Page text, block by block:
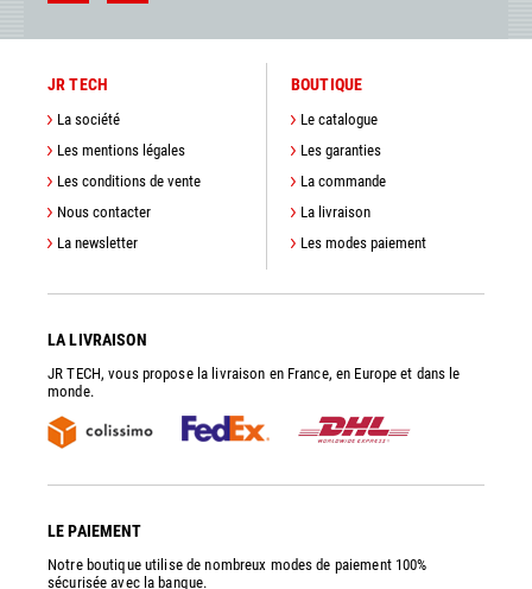
JR TECH
La société
Les mentions légales
Les conditions de vente
Nous contacter
La newsletter
BOUTIQUE
Le catalogue
Les garanties
La commande
La livraison
Les modes paiement
LA LIVRAISON
JR TECH, vous propose la livraison en France, en Europe et dans le
monde.
LE PAIEMENT
Notre boutique utilise de nombreux modes de paiement 100%
sécurisée avec la banque.